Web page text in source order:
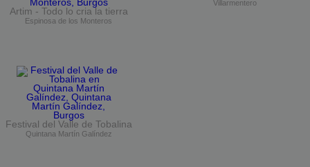
Artim - Todo lo cria la tierra
Espinosa de los Monteros
Villarmentero
Festival del Valle de Tobalina
Quintana Martín Galíndez